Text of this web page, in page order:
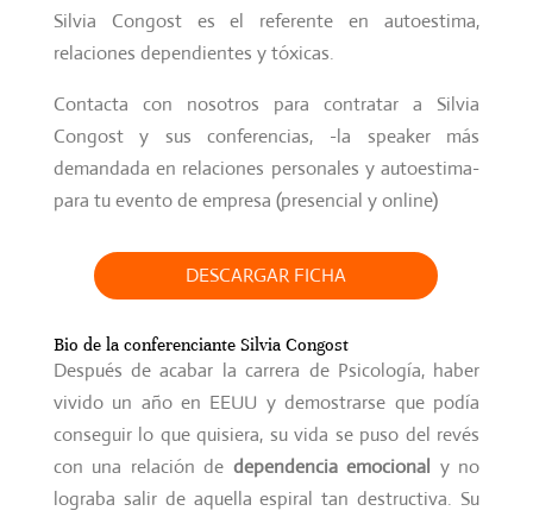
Silvia Congost es el referente en autoestima,
relaciones dependientes y tóxicas.
Contacta con nosotros para contratar a Silvia
Congost y sus conferencias, -la speaker más
demandada en relaciones personales y autoestima-
para tu evento de empresa (presencial y online)
DESCARGAR FICHA
Bio de la conferenciante Silvia Congost
Después de acabar la carrera de Psicología, haber
vivido un año en EEUU y demostrarse que podía
conseguir lo que quisiera, su vida se puso del revés
con una relación de dependencia emocional y no
lograba salir de aquella espiral tan destructiva. Su